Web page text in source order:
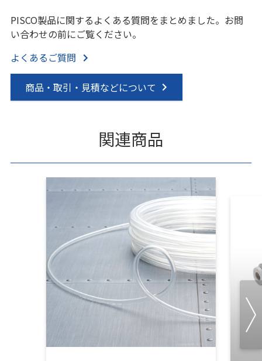
PISCO製品に関するよくある質問をまとめました。お問
い合わせの前にご覧ください。
よくあるご質問
商品・取引・見積などについて
関連商品